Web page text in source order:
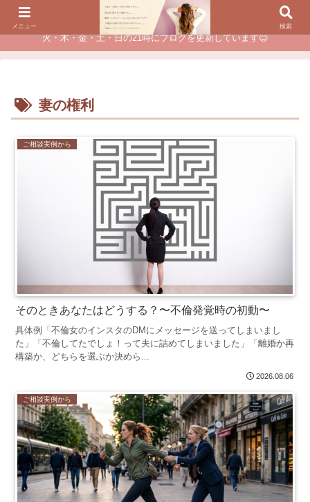
夫に不倫されたつらい経験が、あなたのチャンスに変わるカウンセリング
火・木・金・土・日の21時にブログを更新しています😊
妻の権利
ご相談実例から
そのときあなたはどうする？〜不倫発覚時の初動〜
具体例「不倫女のインスタのDMにメッセージを送ってしまいまし
た」「不倫してたでしょ！って夫に詰めてしまいました」「離婚か再
構築か、どちらを選ぶか決めら...
2026.08.06
ご相談実例から
メニュー 検索